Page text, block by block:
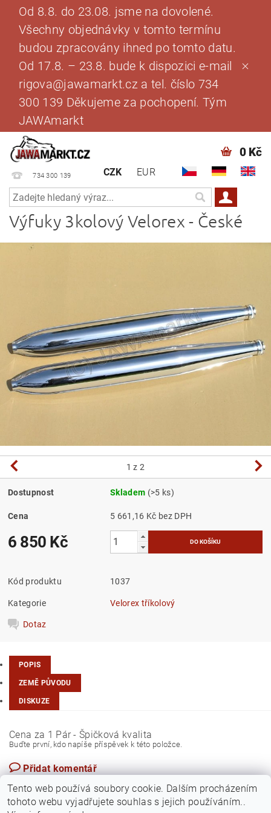
Od 8.8. do 23.08. jsme na dovolené.
Všechny objednávky v tomto termínu
budou zpracovány ihned po tomto datu.
Od 17.8. – 23.8. bude k dispozici e-mail
rigova@jawamarkt.cz a tel. číslo 734
300 139 Děkujeme za pochopení. Tým
JAWAmarkt
734 300 139 CZK EUR
0 Kč
Výfuky 3kolový Velorex - České
1 z 2
Dostupnost Skladem (>5 ks)
Cena 5 661,16 Kč bez DPH
6 850 Kč
Kód produktu 1037
Kategorie Velorex tříkolový
Dotaz
POPIS
ZEMĚ PŮVODU
DISKUZE
Cena za 1 Pár - Špičková kvalita
Buďte první, kdo napíše příspěvek k této položce.
Přidat komentář
Tento web používá soubory cookie. Dalším procházením
tohoto webu vyjadřujete souhlas s jejich používáním..